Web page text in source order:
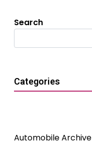
Search
Categories
Automobile Archive